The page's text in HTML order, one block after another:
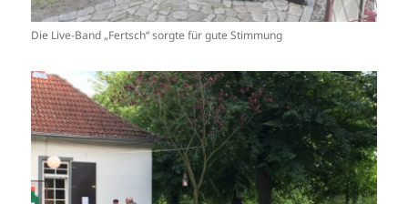
Die Live-Band „Fertsch“ sorgte für gute Stimmung